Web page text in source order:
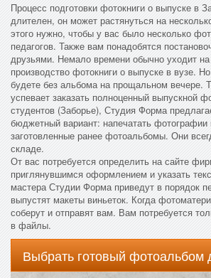
Процесс подготовки фотокниги о выпуске в
длителен, он может растянуться на
этого нужно, чтобы у вас было несколько
педагогов. Также вам понадобятся
друзьями. Немало времени обычно уходит на
производство фотокниги о выпуске в вузе.
будете без альбома на прощальном вечере.
успевает заказать полноценный выпускной
студентов (Заборье), Студия Форма
бюджетный вариант: напечатать фотографии
заготовленные ранее фотоальбомы. Они
складе.
От вас потребуется определить на сайте
приглянувшимся оформлением и указать
мастера Студии Форма приведут в порядок
выпустят макеты виньеток. Когда
соберут и отправят вам. Вам потребуется
в файлы.
Выбрать готовый фотоальбом